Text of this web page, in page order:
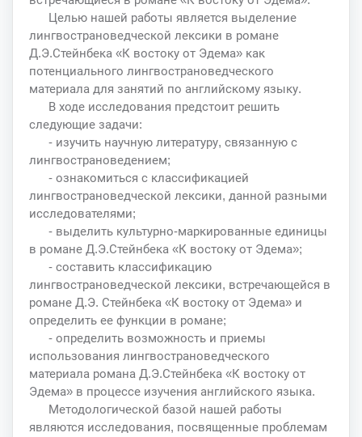
Целью нашей работы является выделение
лингвострановедческой лексики в романе
Д.Э.Стейнбека «К востоку от Эдема» как
потенциального лингвострановедческого
материала для занятий по английскому языку.
В ходе исследования предстоит решить
следующие задачи:
- изучить научную литературу, связанную с
лингвострановедением;
- ознакомиться с классификацией
лингвострановедческой лексики, данной разными
исследователями;
- выделить культурно-маркированные единицы
в романе Д.Э.Стейнбека «К востоку от Эдема»;
- составить классификацию
лингвострановедческой лексики, встречающейся в
романе Д.Э. Стейнбека «К востоку от Эдема» и
определить ее функции в романе;
- определить возможность и приемы
использования лингвострановедческого
материала романа Д.Э.Стейнбека «К востоку от
Эдема» в процессе изучения английского языка.
Методологической базой нашей работы
являются исследования, посвященные проблемам